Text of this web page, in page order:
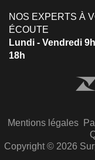
NOS EXPERTS À
ÉCOUTE
Lundi - Vendredi
18h
Mentions légales
Copyright © 2026